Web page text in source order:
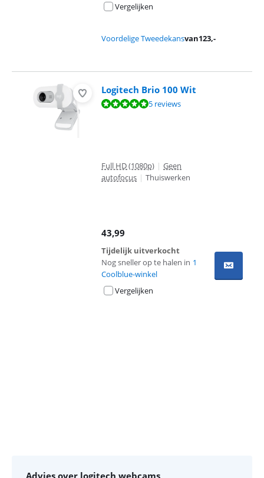
Vergelijken
Voordelige Tweedekansvan123,-
Logitech Brio 100 Wit
Beoordeling is 9,7 van de 10, gebaseerd op 5 reviews.
5 reviews
Full HD (1080p) | Geen
autofocus | Thuiswerken
43,99
Tijdelijk uitverkocht
Nog sneller op te halen in 1
Coolblue-winkel
Vergelijken
Advies over logitech webcams